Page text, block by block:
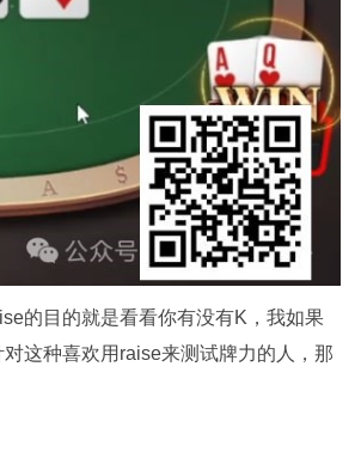
的目的就是看看你有没有K，我如果
这种喜欢用raise来测试牌力的人，那